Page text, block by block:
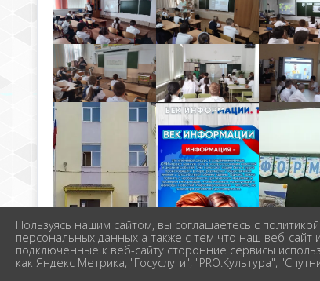
Пользуясь нашим сайтом, вы соглашаетесь с
персональных данных а также с тем что наш веб-сайт
подключенные к веб-сайту сторонние сервисы
как Яндекс Метрика, "Госуслуги", "PRO.Культура",